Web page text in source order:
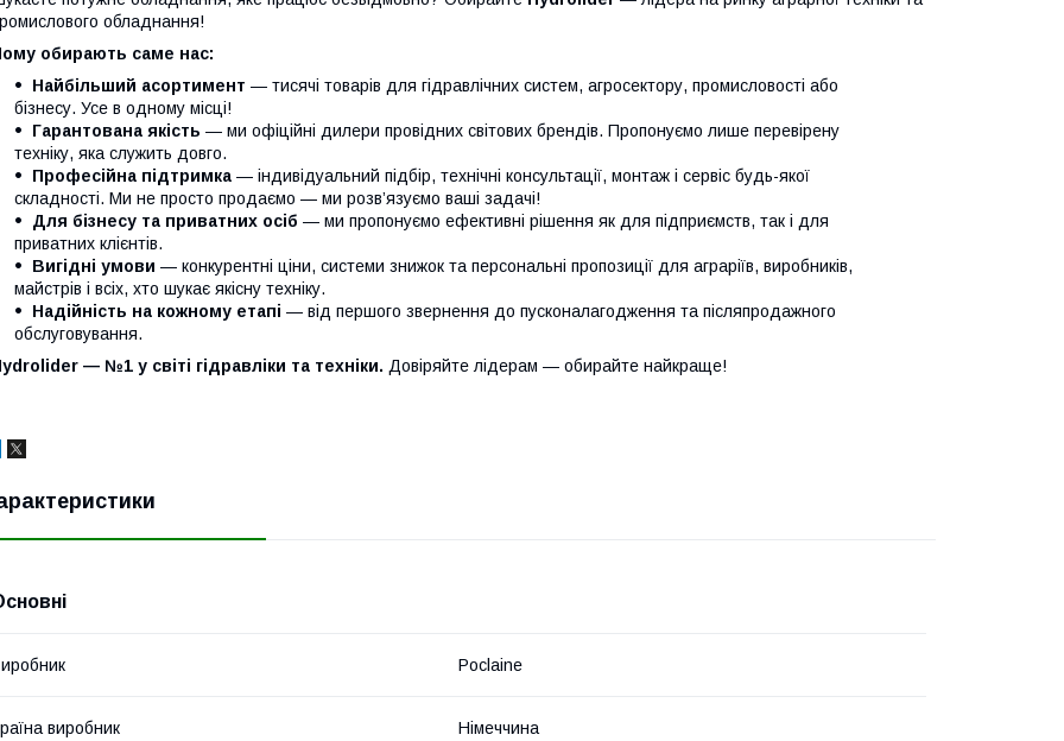
обладнання!
обирають саме нас:
Найбільший асортимент — тисячі товарів для гідравлічних систем, агросектору, промисловості або
бізнесу. Усе в одному місці!
Гарантована якість — ми офіційні дилери провідних світових брендів. Пропонуємо лише перевірену
техніку, яка служить довго.
Професійна підтримка — індивідуальний підбір, технічні консультації, монтаж і сервіс будь-якої
складності. Ми не просто продаємо — ми розв’язуємо ваші задачі!
Для бізнесу та приватних осіб — ми пропонуємо ефективні рішення як для підприємств, так і для
приватних клієнтів.
Вигідні умови — конкурентні ціни, системи знижок та персональні пропозиції для аграріїв, виробників,
майстрів і всіх, хто шукає якісну техніку.
Надійність на кожному етапі — від першого звернення до пусконалагодження та післяпродажного
обслуговування.
— №1 у світі гідравліки та техніки. Довіряйте лідерам — обирайте найкраще!
Poclaine
виробник Німеччина